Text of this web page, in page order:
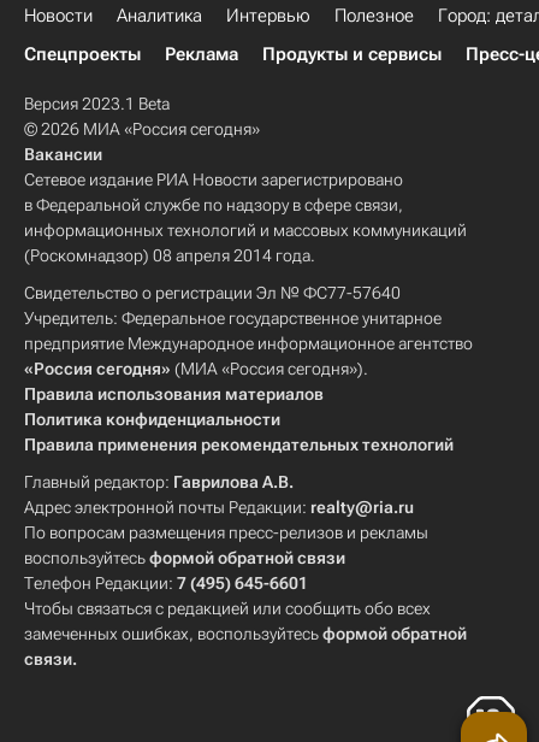
Новости Аналитика Интервью Полезное
Город:
Спецпроекты
Реклама Продукты и сервисы Пресс-
Версия 2023.1 Beta
© 2026 МИА «Россия сегодня»
Вакансии
Сетевое издание РИА Новости зарегистрировано
в Федеральной службе по надзору в сфере связи,
информационных технологий и массовых коммуникаций
(Роскомнадзор) 08 апреля 2014 года.
Свидетельство о регистрации Эл № ФС77-57640
Учредитель: Федеральное государственное унитарное
предприятие Международное информационное агентство
«Россия сегодня» (МИА «Россия сегодня»).
Правила использования материалов
Политика конфиденциальности
Правила применения рекомендательных технологий
Главный редактор: Гаврилова А.В.
Адрес электронной почты Редакции: realty@ria.ru
По вопросам размещения пресс-релизов и рекламы
воспользуйтесьформой обратной связи
Телефон Редакции: 7 (495) 645-6601
Чтобы связаться с редакцией или сообщить обо всех
замеченных ошибках, воспользуйтесьформой обратной
связи.